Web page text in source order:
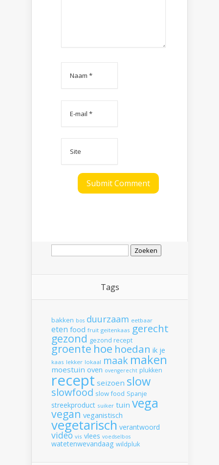
Zoeken
Tags
bakken bos duurzaam eetbaar
eten food fruit geitenkaas gerecht
gezond gezond recept
groente hoe hoedan ik je
kaas lekker lokaal maak maken
moestuin oven ovengerecht plukken
recept seizoen slow
slowfood slow food Spanje
streekproduct suiker tuin vega
vegan veganistisch
vegetarisch verantwoord
video vis vlees voedselbos
watetenwevandaag wildpluk